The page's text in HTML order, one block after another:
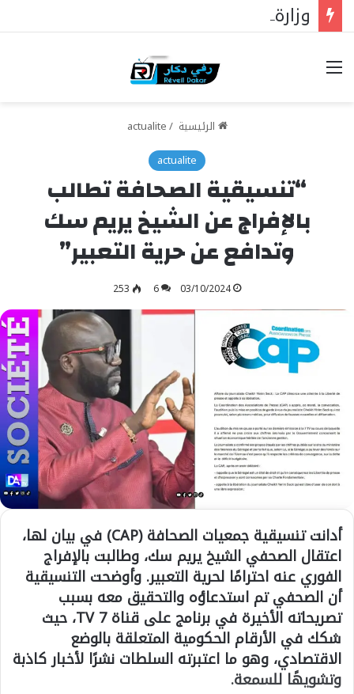
خيارات
الرئيسية /
actualite
actualite
“تنسيقية الصحافة تطالب
بالإفراج عن الشيخ يريم سك
وتدافع عن حرية التعبير”
03/10/2024
6
253
أدانتتنسيقية جمعيات الصحافة (CAP) في بيان لها،
اعتقال الصحفي الشيخ يريم سك، وطالبت بالإفراج
الفوري عنه احترامًا لحرية التعبير. وأوضحت التنسيقية
أن الصحفي تم استدعاؤه والتحقيق معه بسبب
تصريحاته الأخيرة في برنامج على قناة 7 TV، حيث
شكك في الأرقام الحكومية المتعلقة بالوضع
الاقتصادي، وهو ما اعتبرته السلطات نشرًا لأخبار كاذبة
وتشويهًا للسمعة.